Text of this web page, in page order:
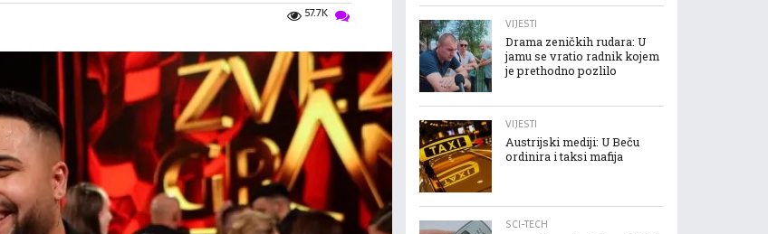
57.7K
VIJESTI
Drama zeničkih rudara: U
jamu se vratio radnik kojem
je prethodno pozlilo
VIJESTI
Austrijski mediji: U Beču
ordinira i taksi mafija
SCI-TECH